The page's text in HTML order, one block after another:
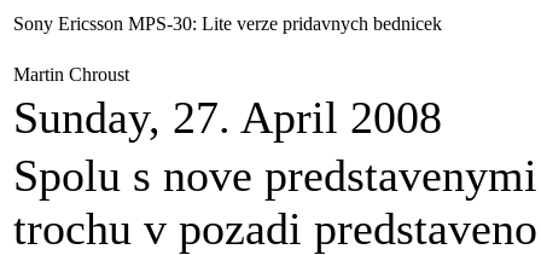
Sony Ericsson MPS-30: Lite verze pridavnych bednicek
Martin Chroust
Sunday, 27. April 2008
Spolu s nove
trochu v pozadi